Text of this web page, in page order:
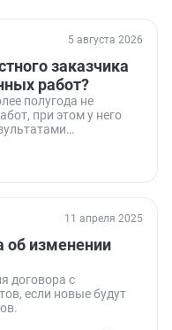
5 августа 2026
заказчика
работ?
полугода не
при этом у него
11 апреля 2025
об изменении
договора с
если новые будут